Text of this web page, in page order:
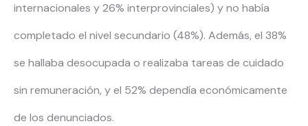
internacionales y 26% interprovinciales) y no había
completado el nivel secundario (48%). Además, el 38%
se hallaba desocupada o realizaba tareas de cuidado
sin remuneración, y el 52% dependía económicamente
de los denunciados.